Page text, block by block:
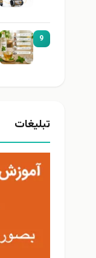
9
تبلیغات